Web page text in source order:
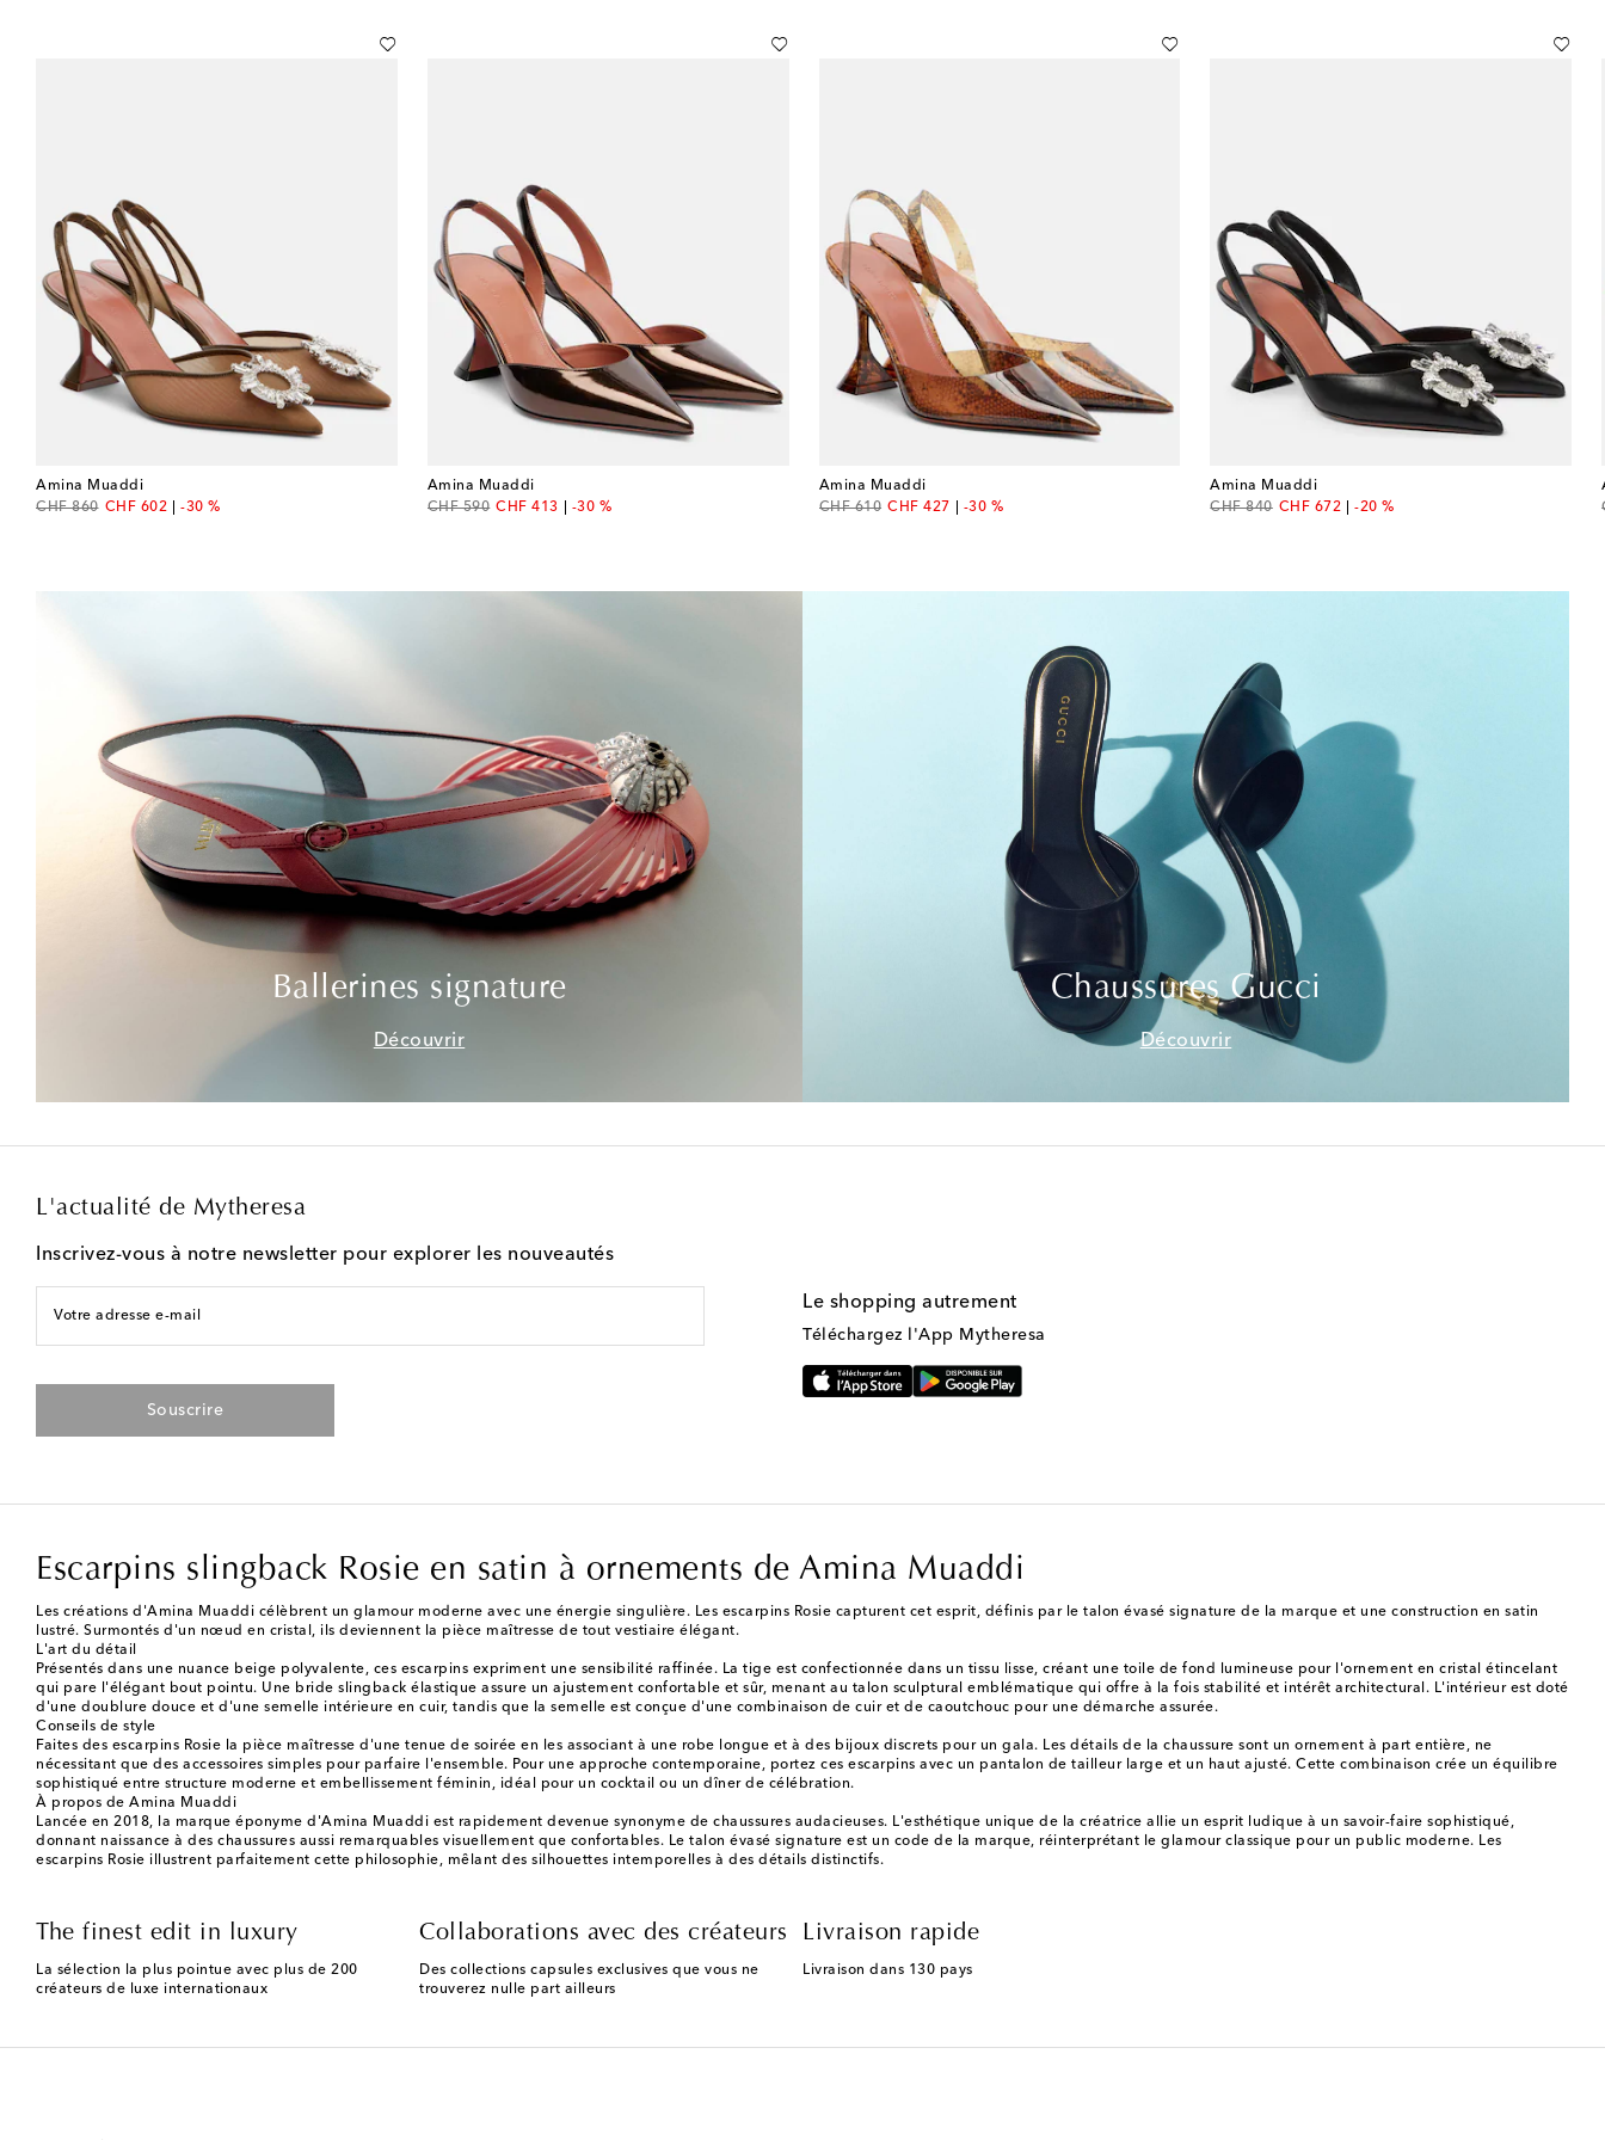
Amina Muaddi
CHF 860
original priceCHF 602
discount price
-30 %
Amina Muaddi
CHF 590
original priceCHF 413
discount price
-30 %
Amina Muaddi
CHF 610
original priceCHF 427
discount price
-30 %
Amina Muaddi
CHF 840
original priceCHF 672
discount price
-20 %
Ballerines signature
Découvrir
Chaussures Gucci
Découvrir
L'actualité de Mytheresa
Inscrivez-vous à notre newsletter pour explorer les nouveautés
Votre adresse e-mail
Souscrire
Le shopping autrement
Téléchargez l'App Mytheresa
Escarpins slingback Rosie en satin à ornements de Amina Muaddi
Les créations d'Amina Muaddi célèbrent un glamour moderne avec une énergie singulière. Les escarpins Rosie capturent cet esprit, définis par le talon évasé signature de la marque et une construction en satin
lustré. Surmontés d'un nœud en cristal, ils deviennent la pièce maîtresse de tout vestiaire élégant.
L'art du détail
Présentés dans une nuance beige polyvalente, ces escarpins expriment une sensibilité raffinée. La tige est confectionnée dans un tissu lisse, créant une toile de fond lumineuse pour l'ornement en cristal étincelant
qui pare l'élégant bout pointu. Une bride slingback élastique assure un ajustement confortable et sûr, menant au talon sculptural emblématique qui offre à la fois stabilité et intérêt architectural. L'intérieur est doté
d'une doublure douce et d'une semelle intérieure en cuir, tandis que la semelle est conçue d'une combinaison de cuir et de caoutchouc pour une démarche assurée.
Conseils de style
Faites des escarpins Rosie la pièce maîtresse d'une tenue de soirée en les associant à une robe longue et à des bijoux discrets pour un gala. Les détails de la chaussure sont un ornement à part entière, ne
nécessitant que des accessoires simples pour parfaire l'ensemble. Pour une approche contemporaine, portez ces escarpins avec un pantalon de tailleur large et un haut ajusté. Cette combinaison crée un équilibre
sophistiqué entre structure moderne et embellissement féminin, idéal pour un cocktail ou un dîner de célébration.
À propos de Amina Muaddi
Lancée en 2018, la marque éponyme d'Amina Muaddi est rapidement devenue synonyme de chaussures audacieuses. L'esthétique unique de la créatrice allie un esprit ludique à un savoir-faire sophistiqué,
donnant naissance à des chaussures aussi remarquables visuellement que confortables. Le talon évasé signature est un code de la marque, réinterprétant le glamour classique pour un public moderne. Les
escarpins Rosie illustrent parfaitement cette philosophie, mêlant des silhouettes intemporelles à des détails distinctifs.
The finest edit in luxury
La sélection la plus pointue avec plus de 200
créateurs de luxe internationaux
Collaborations avec des créateurs
Des collections capsules exclusives que vous ne
trouverez nulle part ailleurs
Livraison rapide
Livraison dans 130 pays